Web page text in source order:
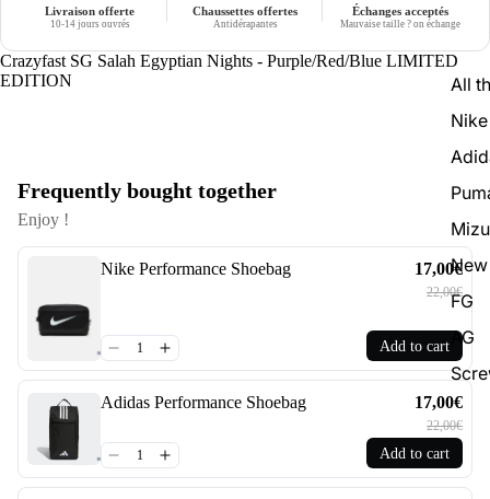
All
Nike
FG
AG
Livraison offerte
10-14 jours ouvrés
Chaussettes offertes
Antidérapantes
Échanges acceptés
Mauvaise taille ? on échange
Crazyfast SG Salah Egyptian Nights - Purple/Red/Blue LIMITED
EDITION
Frequently bought together
Enjoy !
Nike Performance Shoebag 17,00€
22,00€
Add to cart
Adidas Performance Shoebag 17,00€
22,00€
Add to cart